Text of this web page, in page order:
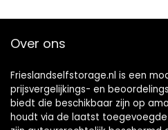
Over ons
Frieslandselfstorage.nl is een
prijsvergelijkings- en
biedt die beschikbaar zijn op
houdt via de laatst